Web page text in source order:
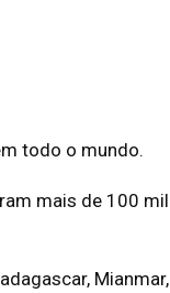
todo o mundo.
mais de 100 mil
Mianmar,